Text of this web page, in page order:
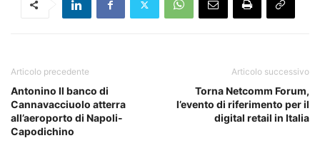
Articolo precedente
Antonino Il banco di
Cannavacciuolo atterra
all’aeroporto di Napoli-
Capodichino
Articolo successivo
Torna Netcomm Forum,
l’evento di riferimento per il
digital retail in Italia